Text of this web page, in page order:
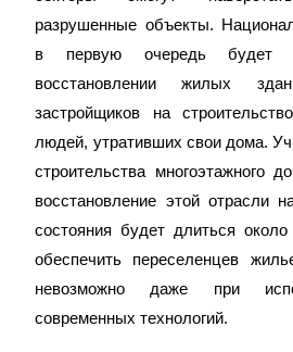
разрушенные объекты.
в первую очередь будет
восстановлении жилых
застройщиков на
людей, утративших свои дома.
строительства многоэтажного
восстановление этой отрасли
состояния будет длиться
обеспечить переселенцев
невозможно даже при
современных технологий.